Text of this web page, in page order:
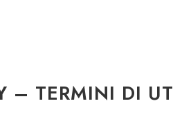
– TERMINI DI